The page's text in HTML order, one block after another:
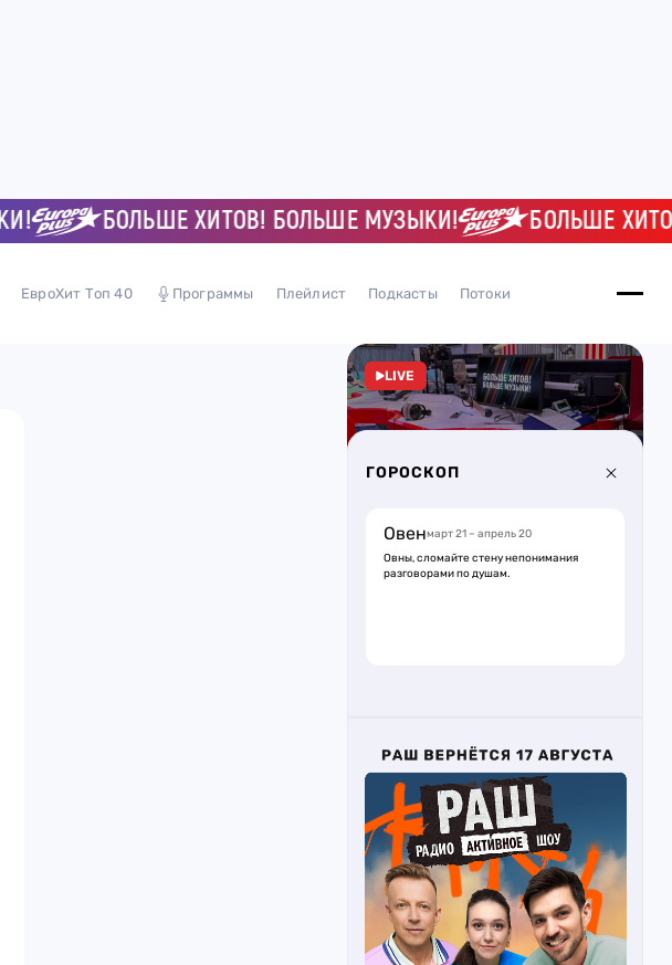
БОЛЬШЕ ХИТОВ! БОЛЬШЕ МУЗЫКИ! БОЛЬШЕ ХИТОВ!
ЕвроХит Топ 40 Программы Плейлист Подкасты Потоки
LIVE
ГОРОСКОП
Овенмарт 21 – апрель 20
Овны, сломайте стену непонимания
разговорами по душам.